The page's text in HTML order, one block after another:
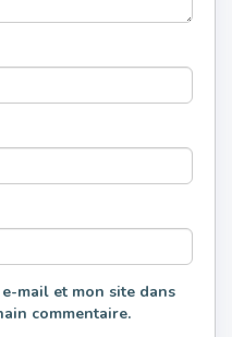
mail et mon site dans
commentaire.